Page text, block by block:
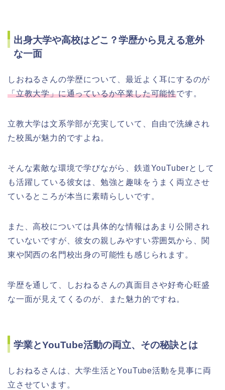
出身大学や高校はどこ？学歴から見える意外
な一面
しおねるさんの学歴について、最近よく耳にするのが
「立教大学」に通っているか卒業した可能性です。
立教大学は文系学部が充実していて、自由で洗練され
た校風が魅力的ですよね。
そんな素敵な環境で学びながら、鉄道YouTuberとして
も活躍している彼女は、勉強と趣味をうまく両立させ
ているところが本当に素晴らしいです。
また、高校については具体的な情報はあまり公開され
ていないですが、彼女の親しみやすい雰囲気から、関
東や関西の名門校出身の可能性も感じられます。
学歴を通して、しおねるさんの真面目さや好奇心旺盛
な一面が見えてくるのが、また魅力的ですね。
学業とYouTube活動の両立、その秘訣とは
しおねるさんは、大学生活とYouTube活動を見事に両
立させています。